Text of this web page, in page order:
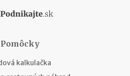
Pomôcky
kalkulačka